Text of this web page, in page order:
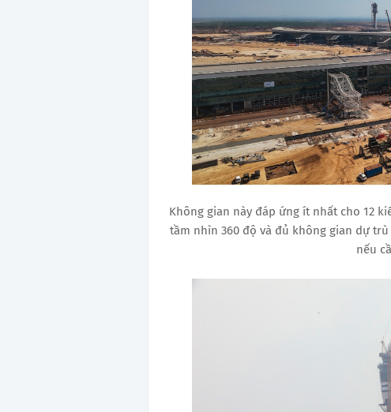
Không gian này đáp ứng ít nhất cho 12
tầm nhìn 360 độ và đủ không gian dự
nếu